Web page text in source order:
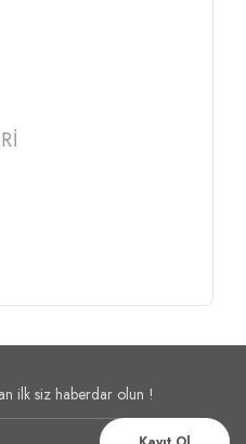
ilk siz haberdar olun !